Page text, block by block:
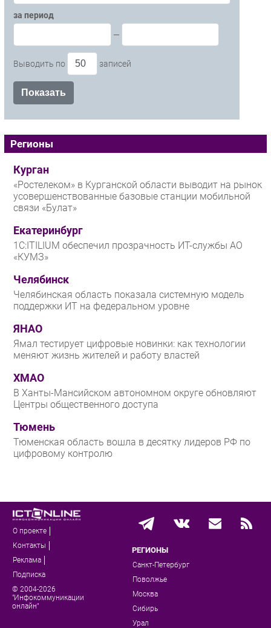
за период
—
Выводить по записей
Регионы
Курган
«Ростелеком» в Курганской области выводит на рынок
усовершенствованные базовые станции мобильной
связи «Булат»
Екатеринбург
1С:ITILIUM обеспечил прозрачность ИТ-службы АО
«КУМЗ»
Челябинск
Челябинская область показала системную модель
поддержки ИТ на федеральном уровне
ЯНАО
Ямал тестирует цифровые новинки: как технологии
меняют жизнь жителей и работу властей
ХМАО
В Ханты-Мансийском автономном округе обновляют
Центры общественного доступа
Тюмень
Тюменская область вошла в десятку лидеров РФ по
цифровому контролю
О проекте
Контакты
Реклама
Подписка
© 2004-2026
"Инфокоммуникации
онлайн"
РЕГИОНЫ
Санкт-Петербург
Поволжье
Москва
Сибирь
Урал